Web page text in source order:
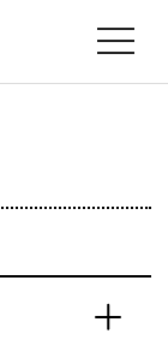
toggle